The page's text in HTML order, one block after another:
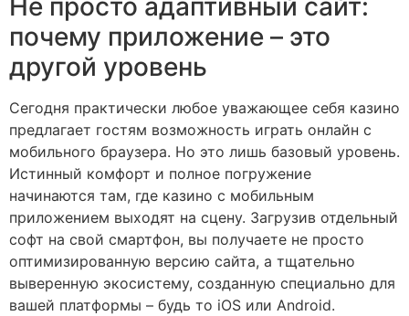
Не просто адаптивный сайт:
почему приложение – это
другой уровень
Сегодня практически любое уважающее себя казино
предлагает гостям возможность играть онлайн с
мобильного браузера. Но это лишь базовый уровень.
Истинный комфорт и полное погружение
начинаются там, где казино с мобильным
приложением выходят на сцену. Загрузив отдельный
софт на свой смартфон, вы получаете не просто
оптимизированную версию сайта, а тщательно
выверенную экосистему, созданную специально для
вашей платформы – будь то iOS или Android.